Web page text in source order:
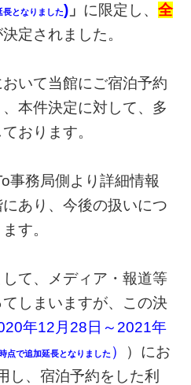
となりました) 」 に限定し、 全
定されました。
いて当館にご宿泊予約
本件決定に対して、多
おります。
事務局側より詳細情報
あり、今後の扱いにつ
す。
て、メディア・報道等
しまいますが、この決
年12月28日～2021年
点で追加延長となりました ）
）にお
し、宿泊予約をした利